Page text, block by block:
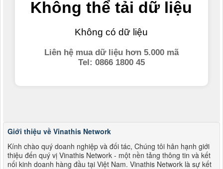
Giới thiệu về Vinathis Network
Kính chào quý doanh nghiệp và đối tác, Chúng tôi hân hạnh giới
thiệu đến quý vị Vinathis Network - một nền tảng thông tin và kết
nối kinh doanh hàng đầu tại Việt Nam. Vinathis Network là sự kết